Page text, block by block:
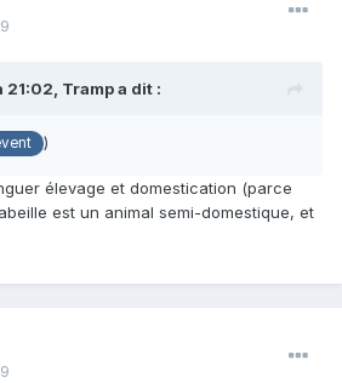
21:02, Trampa dit :
)
élevage et domestication (parce
est un animal semi-domestique, et